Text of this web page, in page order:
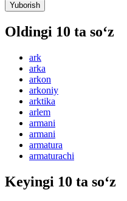
Yuborish
Oldingi 10 ta so‘z
ark
arka
arkon
arkoniy
arktika
arlem
armani
armani
armatura
armaturachi
Keyingi 10 ta so‘z